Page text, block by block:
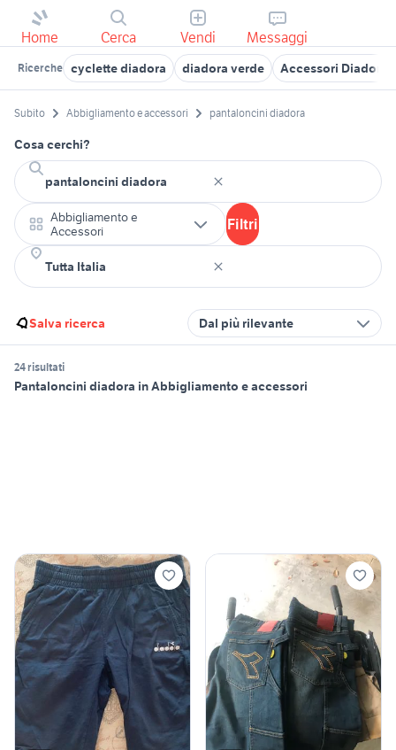
Home Cerca Vendi Messaggi
Ricerche cyclette diadora diadora verde Accessori Diadora
Subito Abbigliamento e accessori pantaloncini diadora
Cosa cerchi?
Abbigliamento e
Accessori
Filtri
Salva ricerca Dal più rilevante
24 risultati
Pantaloncini diadora in Abbigliamento e accessori